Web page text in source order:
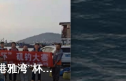
雅湾”杯矶钓比赛(实录)